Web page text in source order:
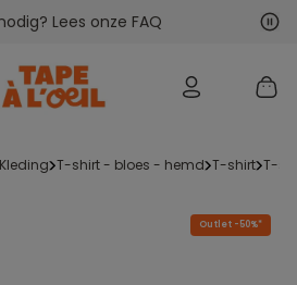
Lees onze FAQ
kleding t-shirt - bloes - hemd t-shirt t-
Outlet -50%*